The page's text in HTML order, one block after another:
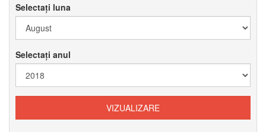
Selectați luna
Selectați anul